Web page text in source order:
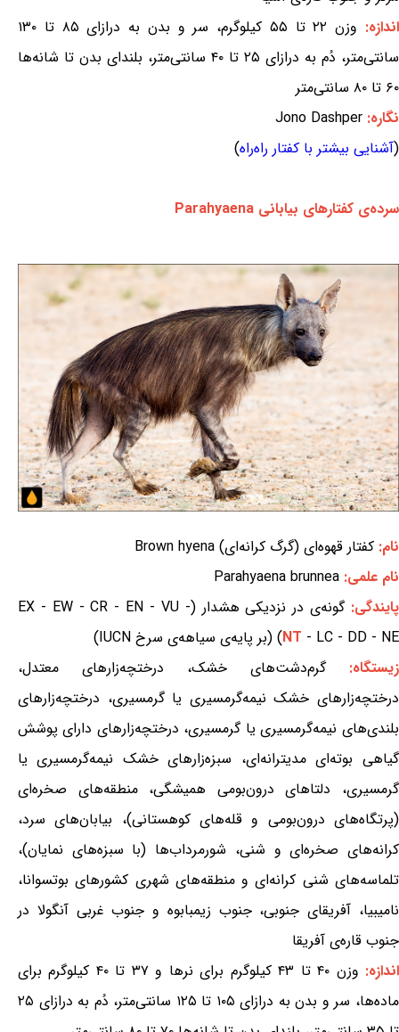
اندازه:
وزن ۲۲ تا ۵۵ کیلوگرم، سر و بدن به درازای ۸۵ تا ۱۳۰
سانتی‌متر، دُم به درازای ۲۵ تا ۴۰ سانتی‌متر، بلندای بدن تا شانه‌ها
۶۰ تا ۸۰ سانتی‌متر
نگاره: Jono Dashper
(آشنایی بیشتر با کفتار راه‌راه)
سرده‌ی کفتارهای بیابانی Parahyaena
نام: کفتار قهوه‌ای (گرگ کرانه‌ای) Brown hyena
نام علمی: Parahyaena brunnea
پایندگی:گونه‌ی در نزدیکی هشدار (EX - EW - CR - EN - VU -
NT - LC - DD - NE) (بر پایه‌ی سیاهه‌ی سرخ IUCN)
زیستگاه:گرم‌دشت‌های خشک، درختچه‌زارهای معتدل،
درختچه‌زارهای خشک نیمه‌گرمسیری یا گرمسیری، درختچه‌زارهای
بلندی‌های نیمه‌گرمسیری یا گرمسیری، درختچه‌زارهای دارای پوشش
گیاهی بوته‌ای مدیترانه‌ای، سبزه‌زارهای خشک نیمه‌گرمسیری یا
گرمسیری، دلتاهای درون‌بومی همیشگی، منطقه‌های صخره‌ای
(پرتگاه‌های درون‌بومی و قله‌های کوهستانی)، بیابان‌های سرد،
کرانه‌های صخره‌ای و شنی، شورمرداب‌ها (با سبزه‌های نمایان)،
تلماسه‌های شنی کرانه‌ای و منطقه‌های شهری کشورهای بوتسوانا،
نامیبیا، آفریقای جنوبی، جنوب زیمبابوه و جنوب غربی آنگولا در
جنوب قاره‌ی آفریقا
اندازه:
وزن ۴۰ تا ۴۳ کیلوگرم برای نرها و ۳۷ تا ۴۰ کیلوگرم برای
ماده‌ها، سر و بدن به درازای ۱۰۵ تا ۱۲۵ سانتی‌متر، دُم به درازای ۲۵